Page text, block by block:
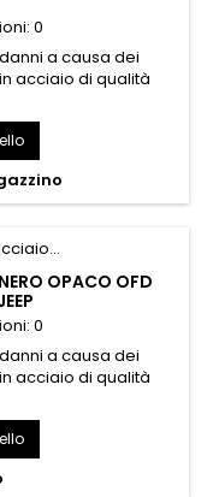
0
a causa dei
acciaio di qualità
la parte OEM e
migliore e più
Adatto a:Gladiator
Codice
OPACO OFD
0
a causa dei
acciaio di qualità
camion un aspetto
JL 18-presente,